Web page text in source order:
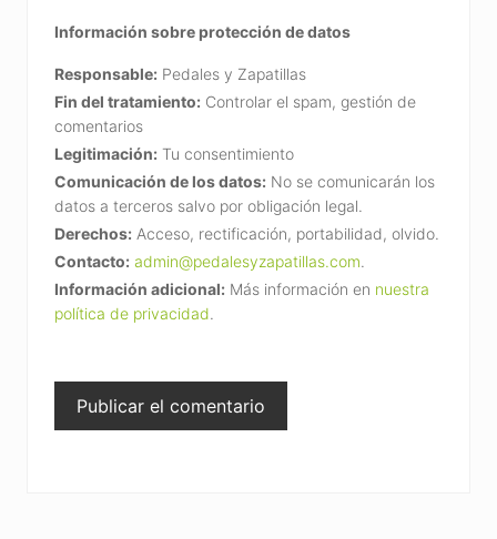
Información sobre protección de datos
Responsable: Pedales y Zapatillas
Fin del tratamiento: Controlar el spam, gestión de
comentarios
Legitimación: Tu consentimiento
Comunicación de los datos: No se comunicarán los
datos a terceros salvo por obligación legal.
Derechos: Acceso, rectificación, portabilidad, olvido.
Contacto: admin@pedalesyzapatillas.com.
Información adicional: Más información en nuestra
política de privacidad.